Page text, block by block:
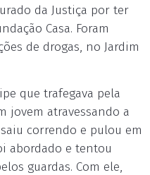
da Justiça por ter
Casa. Foram
de drogas, no Jardim
que trafegava pela
jovem atravessando a
correndo e pulou em
abordado e tentou
guardas. Com ele,